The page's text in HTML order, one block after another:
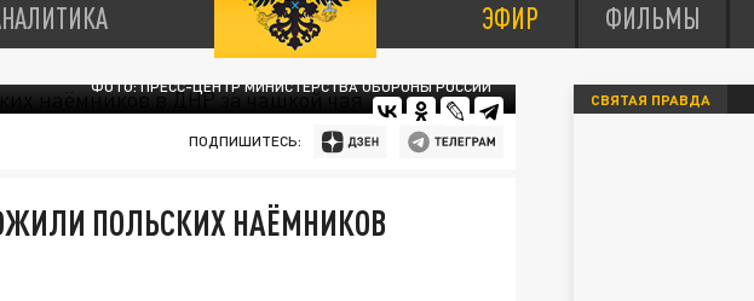
ЭФИР ФИЛЬМЫ
ФОТО: ПРЕСС-ЦЕНТР МИНИСТЕРСТВА ОБОРОНЫ РОССИИ
ПОДПИШИТЕСЬ:
ПОЛЬСКИХ НАЁМНИКОВ
СВЯТАЯ ПРАВДА